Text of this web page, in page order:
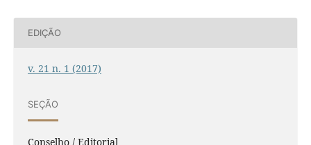
EDIÇÃO
v. 21 n. 1 (2017)
SEÇÃO
Conselho / Editorial